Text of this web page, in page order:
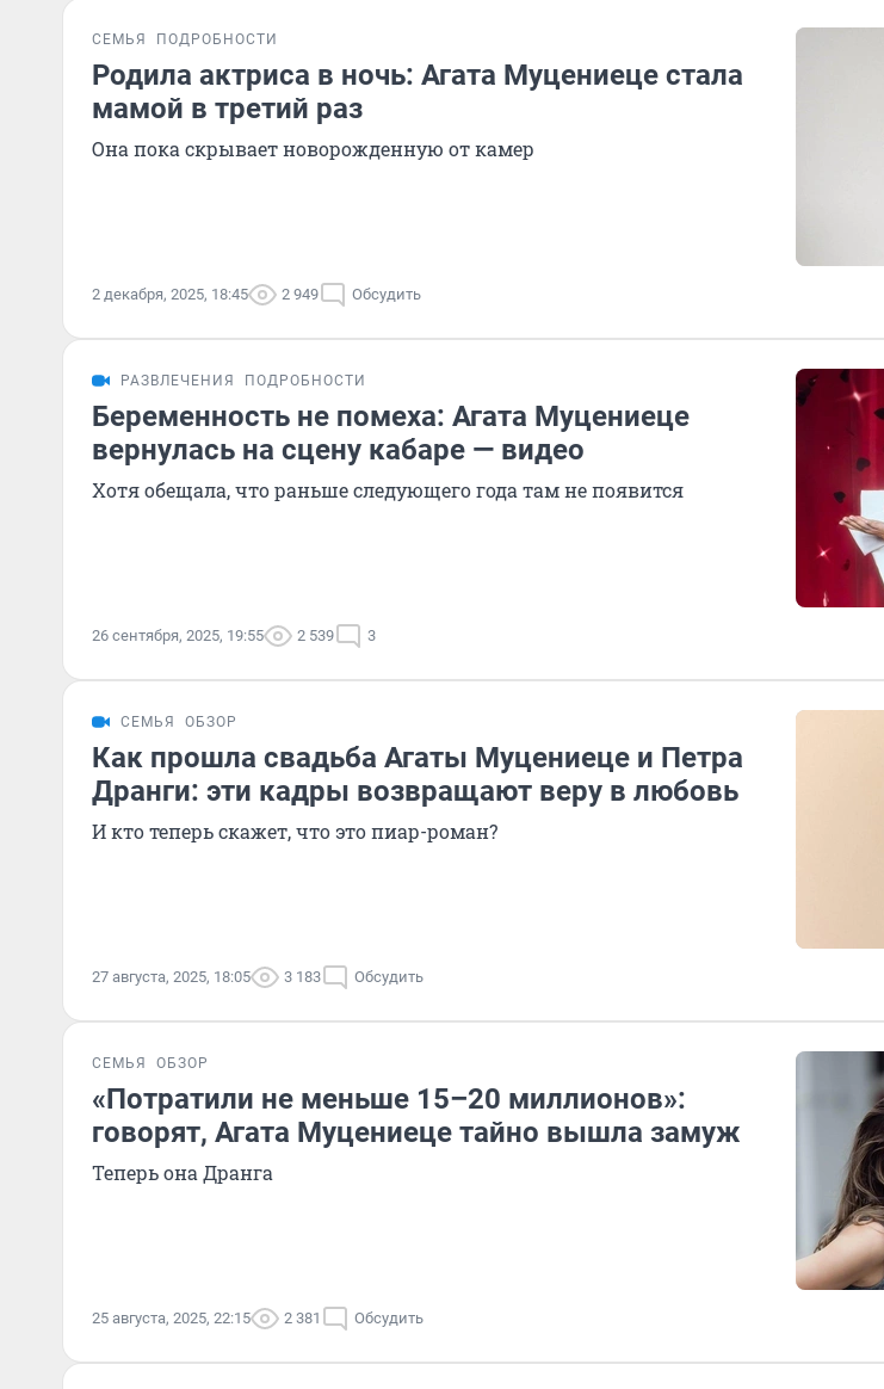
СЕМЬЯ ПОДРОБНОСТИ
Родила актриса в ночь: Агата Муцениеце стала
мамой в третий раз
Она пока скрывает новорожденную от камер
2 декабря, 2025, 18:45 2 949 Обсудить
РАЗВЛЕЧЕНИЯ ПОДРОБНОСТИ
Беременность не помеха: Агата Муцениеце
вернулась на сцену кабаре — видео
Хотя обещала, что раньше следующего года там не появится
26 сентября, 2025, 19:55 2 539 3
СЕМЬЯ ОБЗОР
Как прошла свадьба Агаты Муцениеце и Петра
Дранги: эти кадры возвращают веру в любовь
И кто теперь скажет, что это пиар-роман?
27 августа, 2025, 18:05 3 183 Обсудить
СЕМЬЯ ОБЗОР
«Потратили не меньше 15–20 миллионов»:
говорят, Агата Муцениеце тайно вышла замуж
Теперь она Дранга
25 августа, 2025, 22:15 2 381 Обсудить